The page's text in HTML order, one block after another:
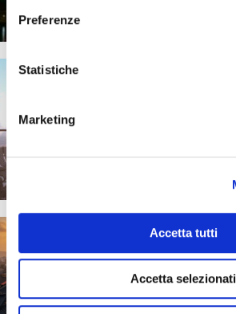
Preferenze
Statistiche
Marketing
Accetta tutti
Accetta selezionati
quando parti
Corea del Sud e
Jeonju cosa
esperienze fare